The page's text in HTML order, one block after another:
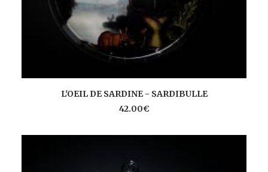
AJOUTER AU PANIER
L'OEIL DE SARDINE - SARDIBULLE
42.00€